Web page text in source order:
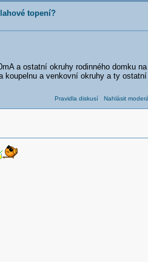
topení?
a ostatní okruhy rodinného domku
koupelnu a venkovní okruhy a ty
Pravidla diskusí Nahlásit